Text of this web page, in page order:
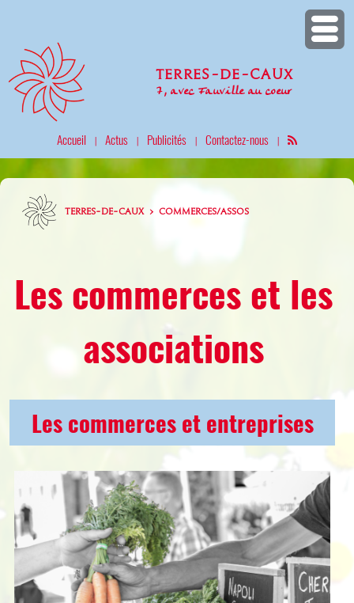
Terres-de-Caux
7, avec Fauville au coeur
Accueil | Actus | Publicités | Contactez-nous |
TERRES-DE-CAUX > COMMERCES/ASSOS
Les commerces et les
associations
Les commerces et entreprises